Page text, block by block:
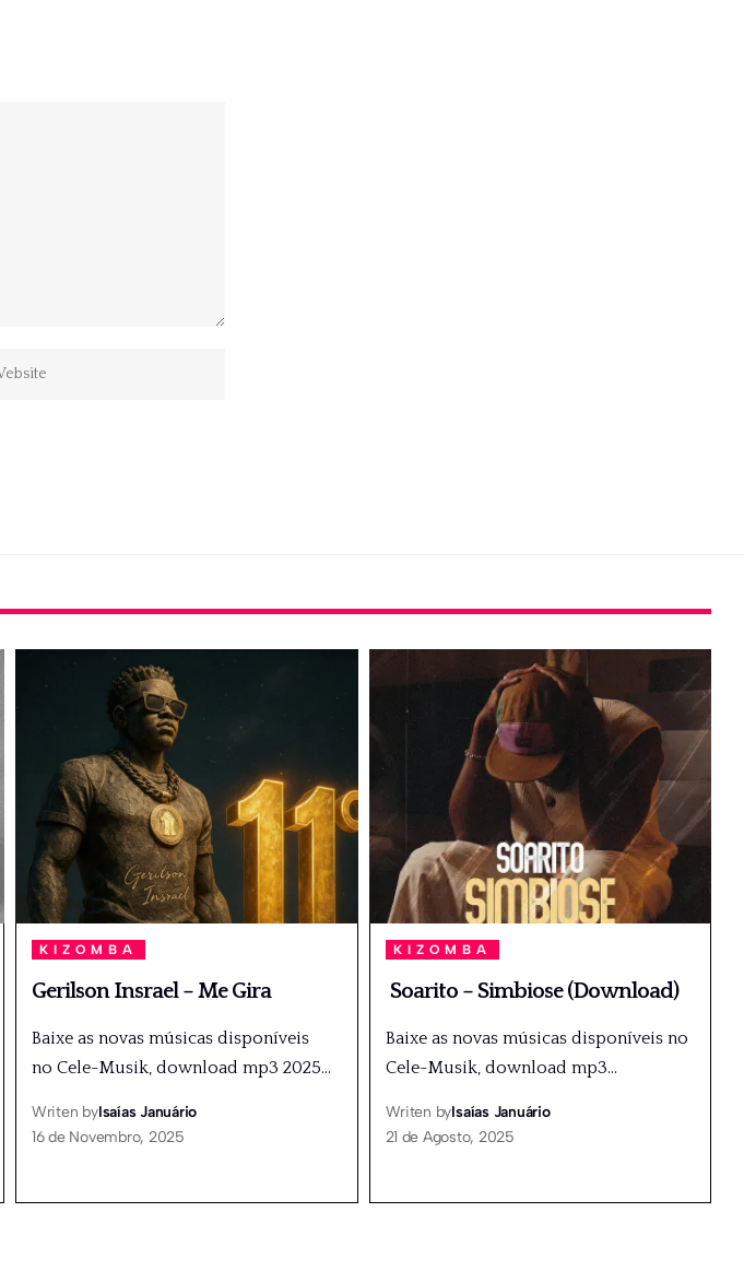
KIZOMBA
Gerilson Insrael – Me Gira
Baixe as novas músicas disponíveis
no Cele-Musik, download mp3 2025…
Writen byIsaías Januário
16 de Novembro, 2025
KIZOMBA
Soarito – Simbiose (Download)
Baixe as novas músicas disponíveis no
Cele-Musik, download mp3…
Writen byIsaías Januário
21 de Agosto, 2025